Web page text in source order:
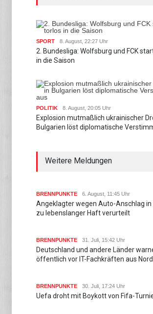
SPORT 8. August, 22:27 Uhr
2. Bundesliga: Wolfsburg und FCK
in die Saison
POLITIK 8. August, 20:05 Uhr
Explosion mutmaßlich ukrainischer
Bulgarien löst diplomatische
Weitere Meldungen
BRENNPUNKTE 6. August, 11:45 Uhr
Angeklagter wegen Auto-Anschlag in
zu lebenslanger Haft verurteilt
BRENNPUNKTE 31. Juli, 15:42 Uhr
Deutschland und andere Länder
öffentlich vor IT-Fachkräften aus
BRENNPUNKTE 30. Juli, 17:24 Uhr
Uefa droht mit Boykott von Fifa-